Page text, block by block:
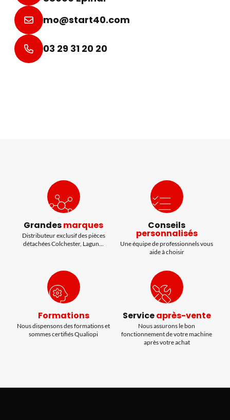
mo@start40.com
03 29 31 20 20
Grandesmarques
Distributeur exclusif des pièces
détachées Colchester, Lagun...
Conseils
personnalisés
Une équipe de professionnels vous
aide à choisir
Formations
Nous dispensons des formations et
sommes certifiés Qualiopi
Serviceaprès-vente
Nous assurons le bon
fonctionnement de votre machine
après votre achat